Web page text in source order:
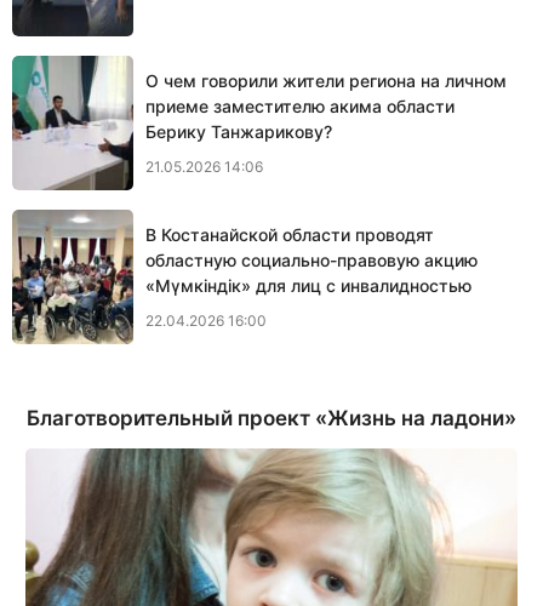
О чем говорили жители региона на личном
приеме заместителю акима области
Берику Танжарикову?
21.05.2026 14:06
В Костанайской области проводят
областную социально-правовую акцию
«Мүмкіндік» для лиц с инвалидностью
22.04.2026 16:00
Благотворительный проект «Жизнь на ладони»